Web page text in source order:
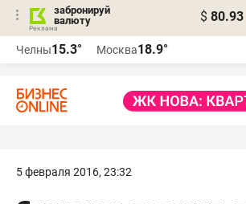
забронируй
валюту
$ 80.93
Челны15.3° Москва18.9°
5 февраля 2016, 23:32